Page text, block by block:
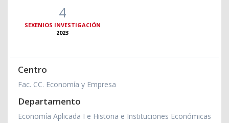
4
SEXENIOS INVESTIGACIÓN
2023
Centro
Fac. CC. Economía y Empresa
Departamento
Economía Aplicada I e Historia e Instituciones Económicas